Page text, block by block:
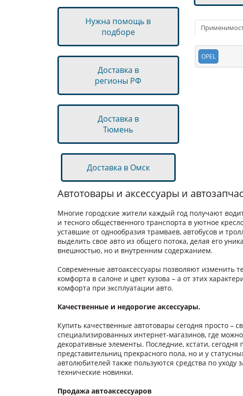
Нужна помощь в
подборе
Доставка в
регионы РФ
Доставка в
Тюмень
Доставка в Омск
OPEL
Автотовары и аксессуары и
Многие городские жители каждый год получают
и тесного общественного транспорта в уютное
уставшие от однообразия трамваев, автобусов и
выделить свое авто из общего потока, делая его
внешностью, но и внутренним содержанием.
Современные автоаксессуары позволяют изменить
комфорта в салоне и цвет кузова – а от этих
комфорта при эксплуатации авто.
Качественные и недорогие аксессуары.
Купить качественные автотовары сегодня просто –
специализированных интернет-магазинов, где
декоративные элементы. Последние, кстати,
представительниц прекрасного пола, но и у
автолюбителей также пользуются средства по
технические новинки.
Продажа автоаксессуаров